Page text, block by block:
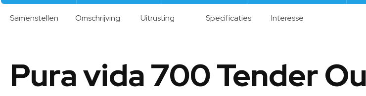
Samenstellen Omschrijving Uitrusting Specificaties Interesse
Pura vida 700 Tender